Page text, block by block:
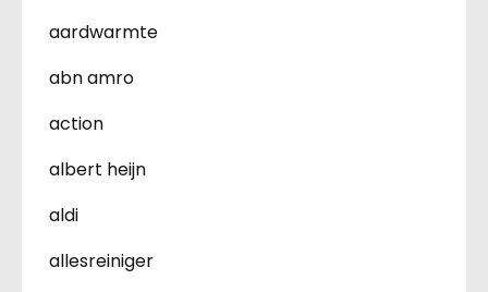
aardwarmte
abn amro
action
albert heijn
aldi
allesreiniger